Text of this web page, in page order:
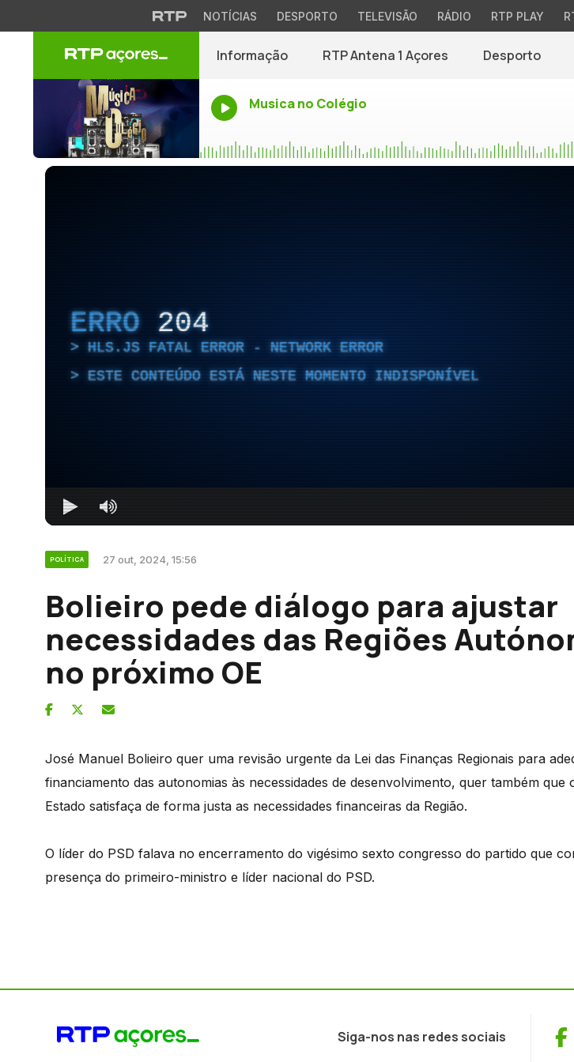
NOTÍCIAS DESPORTO TELEVISÃO RÁDIO RTP PLAY
Informação RTP Antena 1 Açores Desporto
Musica no Colégio
ERRO 204
HLS.JS FATAL ERROR - NETWORK ERROR
ESTE CONTEÚDO ESTÁ NESTE MOMENTO INDISPONÍVEL
POLÍTICA 27 out, 2024, 15:56
Bolieiro pede diálogo para ajustar
necessidades das Regiões
no próximo OE
José Manuel Bolieiro quer uma revisão urgente da Lei das Finanças Regionais para
financiamento das autonomias às necessidades de desenvolvimento, quer também que
Estado satisfaça de forma justa as necessidades financeiras da Região.
O líder do PSD falava no encerramento do vigésimo sexto congresso do partido que
presença do primeiro-ministro e líder nacional do PSD.
Siga-nos nas redes sociais